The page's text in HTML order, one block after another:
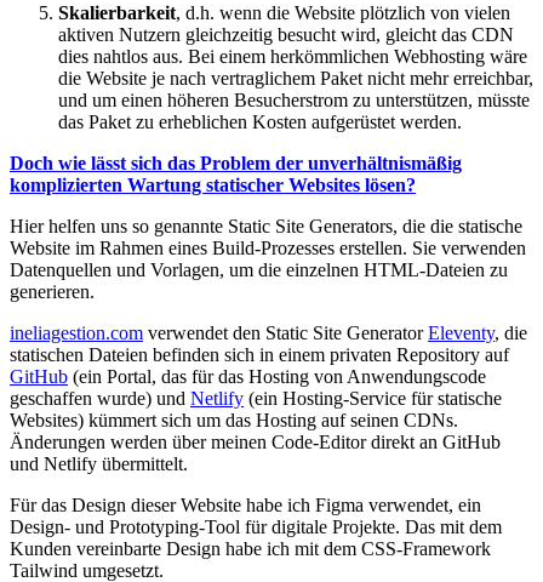
Skalierbarkeit, d.h. wenn die Website plötzlich von vielen
aktiven Nutzern gleichzeitig besucht wird, gleicht das CDN
dies nahtlos aus. Bei einem herkömmlichen Webhosting wäre
die Website je nach vertraglichem Paket nicht mehr erreichbar,
und um einen höheren Besucherstrom zu unterstützen, müsste
das Paket zu erheblichen Kosten aufgerüstet werden.
Doch wie lässt sich das Problem der unverhältnismäßig
komplizierten Wartung statischer Websites lösen?
Hier helfen uns so genannte Static Site Generators, die die statische
Website im Rahmen eines Build-Prozesses erstellen. Sie verwenden
Datenquellen und Vorlagen, um die einzelnen HTML-Dateien zu
generieren.
ineliagestion.com verwendet den Static Site GeneratorEleventy, die
statischen Dateien befinden sich in einem privaten Repository auf
GitHub (ein Portal, das für das Hosting von Anwendungscode
geschaffen wurde) und Netlify (ein Hosting-Service für statische
Websites) kümmert sich um das Hosting auf seinen CDNs.
Änderungen werden über meinen Code-Editor direkt an GitHub
und Netlify übermittelt.
Für das Design dieser Website habe ich Figma verwendet, ein
Design- und Prototyping-Tool für digitale Projekte. Das mit dem
Kunden vereinbarte Design habe ich mit dem CSS-Framework
Tailwind umgesetzt.